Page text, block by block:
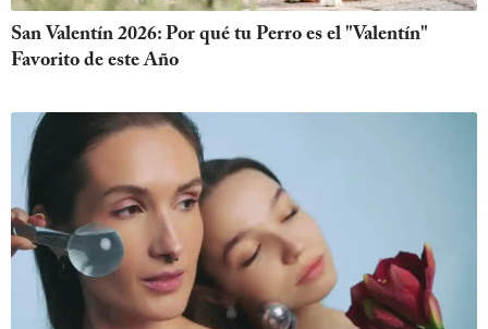
San Valentín 2026: Por qué tu Perro es el "Valentín"
Favorito de este Año